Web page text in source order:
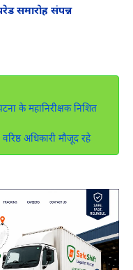
समारोह संपन्न
के महानिरीक्षक निशित
अधिकारी मौजूद रहे